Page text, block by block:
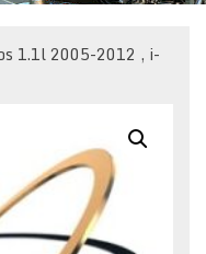
1.1l 2005-2012 , i-